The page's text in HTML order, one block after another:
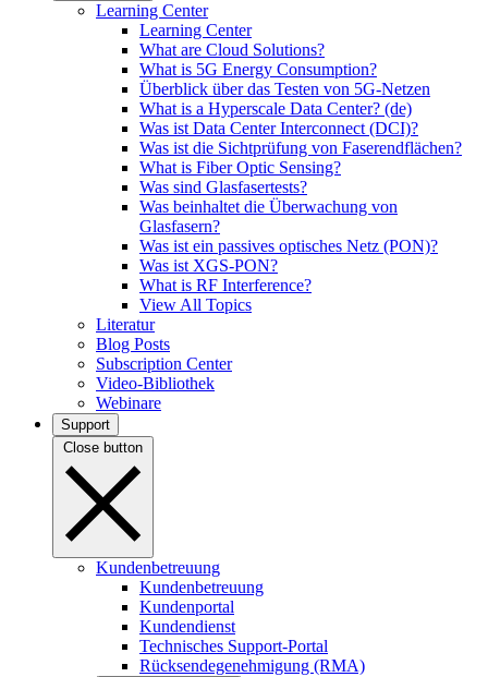
Learning Center
Learning Center
What are Cloud Solutions?
What is 5G Energy Consumption?
Überblick über das Testen von 5G-Netzen
What is a Hyperscale Data Center? (de)
Was ist Data Center Interconnect (DCI)?
Was ist die Sichtprüfung von Faserendflächen?
What is Fiber Optic Sensing?
Was sind Glasfasertests?
Was beinhaltet die Überwachung von
Glasfasern?
Was ist ein passives optisches Netz (PON)?
Was ist XGS-PON?
What is RF Interference?
View All Topics
Literatur
Blog Posts
Subscription Center
Video-Bibliothek
Webinare
Support
Close button
Kundenbetreuung
Kundenbetreuung
Kundenportal
Kundendienst
Technisches Support-Portal
Rücksendegenehmigung (RMA)